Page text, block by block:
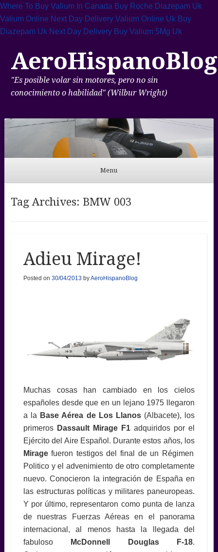
Where To Buy Valium In Canada Buy Roche Diazepam Uk
Valium Online Next Day Delivery Valium Online Uk Buy
Diazepam Uk Next Day Delivery Buy Valium 5Mg Uk
AeroHispanoBlog
"Es posible volar sin motores, pero no sin
conocimiento o habilidad" (Wilbur Wright)
Menu
Tag Archives: BMW 003
Adieu Mirage!
Posted on 30/04/2013 byAeroHispanoBlog
Muchas cosas han cambiado en los cielos
españoles desde que en un lejano 1975 llegaron
a la Base Aérea de Los Llanos(Albacete), los
primeros Dassault Mirage F1 adquiridos por el
Ejército del Aire Español. Durante estos años, los
Miragefueron testigos del final de un Régimen
Politico y el advenimiento de otro completamente
nuevo. Conocieron la integración de España en
las estructuras políticas y militares paneuropeas.
Y por último, representaron como punta de lanza
de nuestras Fuerzas Aéreas en el panorama
internacional, al menos hasta la llegada del
fabuloso
McDonnell Douglas F-18.